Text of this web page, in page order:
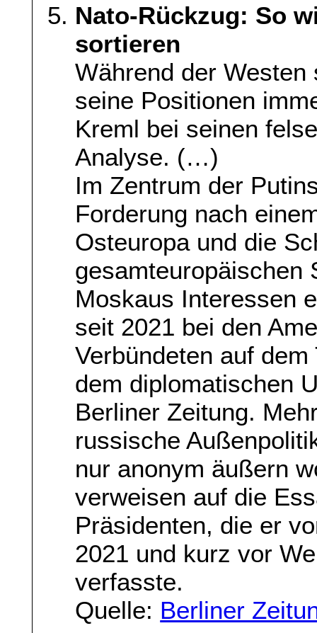
Nato-Rückzug: So
sortieren
Während der
seine Positionen
Kreml bei seinen
Analyse. (…)
Im Zentrum der
Forderung nach
Osteuropa und die
gesamteuropäischen
Moskaus Interessen
seit 2021 bei den
Verbündeten auf
dem diplomatischen
Berliner Zeitung.
russische
nur anonym äußern
verweisen auf die
Präsidenten, die er
2021 und kurz vor
verfasste.
Quelle: Berliner